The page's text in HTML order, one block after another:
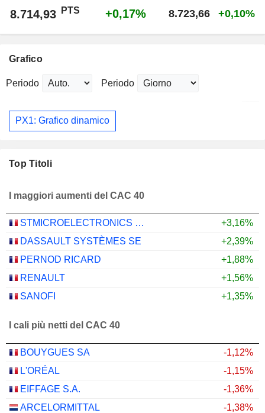
8.714,93 PTS +0,17% 8.723,66 +0,10%
Grafico
Periodo Periodo
PX1: Grafico dinamico
Top Titoli
I maggiori aumenti del CAC 40
STMICROELECTRONICS N.V.
+3,16%
DASSAULT SYSTÈMES SE
+2,39%
PERNOD RICARD
+1,88%
RENAULT
+1,56%
SANOFI
+1,35%
I cali più netti del CAC 40
BOUYGUES SA
-1,12%
L'ORÉAL
-1,15%
EIFFAGE S.A.
-1,36%
ARCELORMITTAL
-1,38%